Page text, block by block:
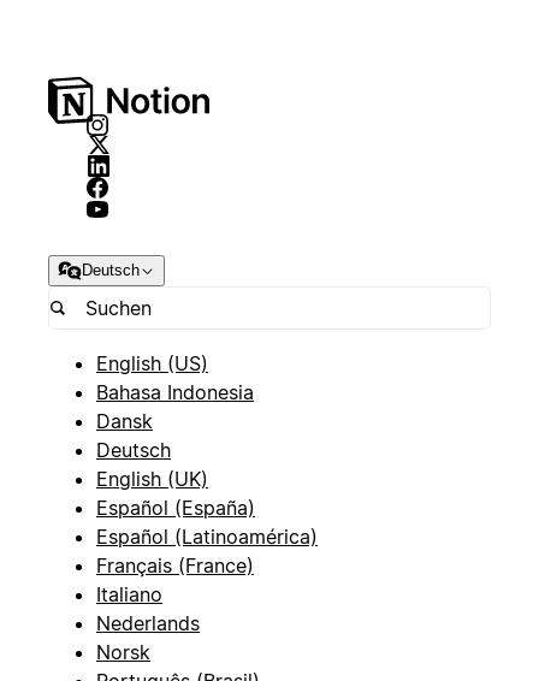
Deutsch
English (US)
Bahasa Indonesia
Dansk
Deutsch
English (UK)
Español (España)
Español (Latinoamérica)
Français (France)
Italiano
Nederlands
Norsk